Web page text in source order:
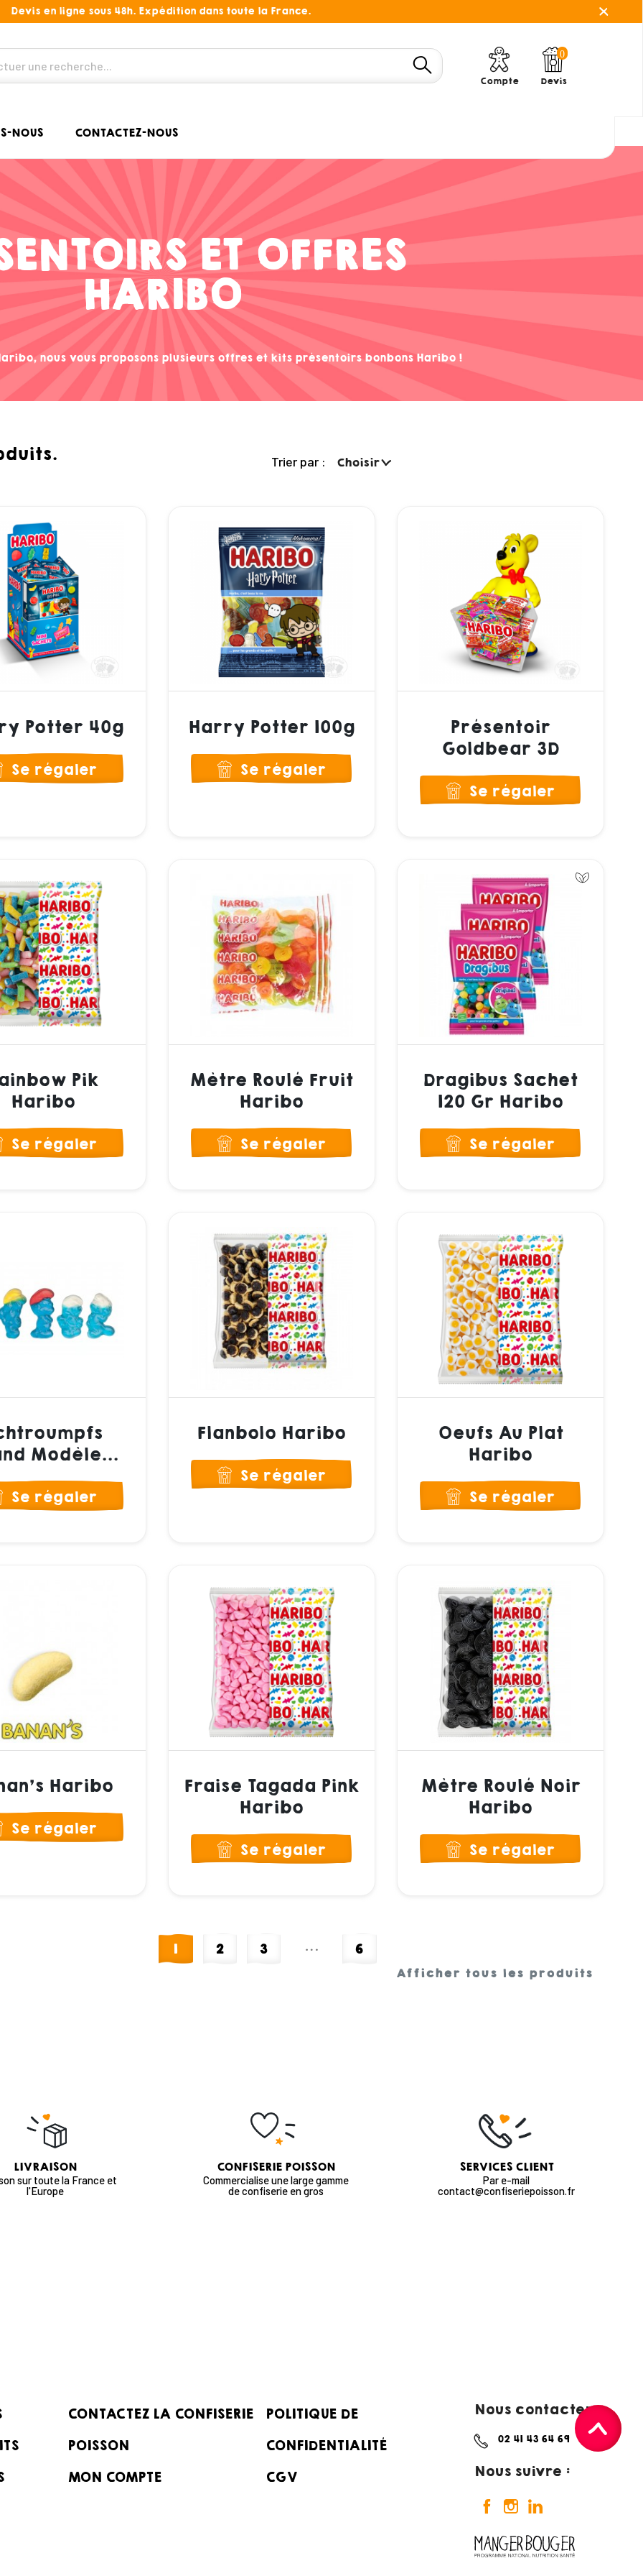
Devis en ligne sous 48h. Expédition dans toute la France.
Compte
0
Devis
NOUS CONTACTEZ-NOUS
ET OFFRES
HARIBO
nous vous proposons plusieurs offres et kits présentoirs bonbons Haribo !
Trier par : Choisir
Potter 40g
Se régaler
Harry Potter 100g
Se régaler
Présentoir
Goldbear 3D
Se régaler
Pik
Haribo
Se régaler
Mètre Roulé Fruit
Haribo
Se régaler
Dragibus Sachet
120 Gr Haribo
Se régaler
Modèle...
Se régaler
Flanbolo Haribo
Se régaler
Oeufs Au Plat
Haribo
Se régaler
Haribo
Se régaler
Fraise Tagada Pink
Haribo
Se régaler
Mètre Roulé Noir
Haribo
Se régaler
1 2 3 … 6
Afficher tous les produits
LIVRAISON
sur toute la France et
l'Europe
CONFISERIE POISSON
Commercialise une large gamme
de confiserie en gros
SERVICES CLIENT
Par e-mail
contact@confiseriepoisson.fr
CONTACTEZ LA CONFISERIE
POISSON
MON COMPTE
POLITIQUE DE
CONFIDENTIALITÉ
CGV
Nous contacter :
02 41 43 64 69
Nous suivre :